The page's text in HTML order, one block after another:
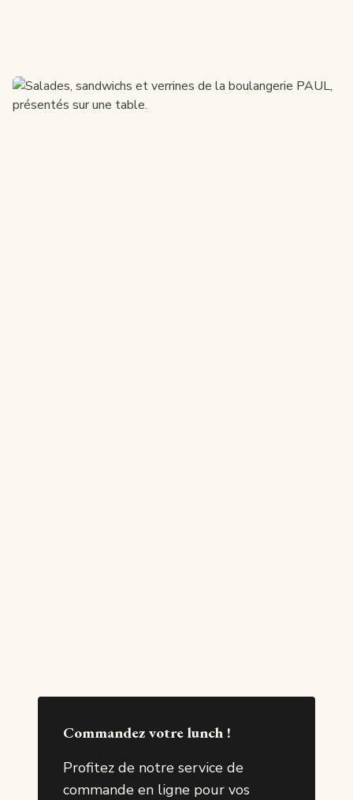
Commandez votre lunch !
Profitez de notre service de
commande en ligne pour vos